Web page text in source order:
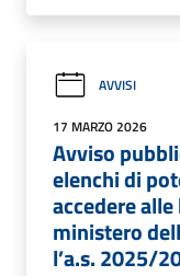
AVVISI
17 MARZO 2026
Avviso
elenchi di
accedere
ministero
l’a.s. 2025/